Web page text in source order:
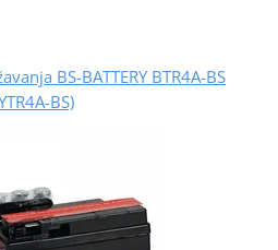
BS-BATTERY BTR4A-BS
BS)